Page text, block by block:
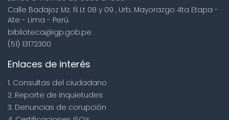
Calle Badajoz Mz. Ñ Lt 08 y 09 , Urb. Mayorazgo 4ta Etapa -
Ate - Lima - Perú
biblioteca@igp.gob.pe
(51) 13172300
Enlaces de interés
1. Consultas del ciudadano
2. Reporte de inquietudes
3. Denuncias de corupción